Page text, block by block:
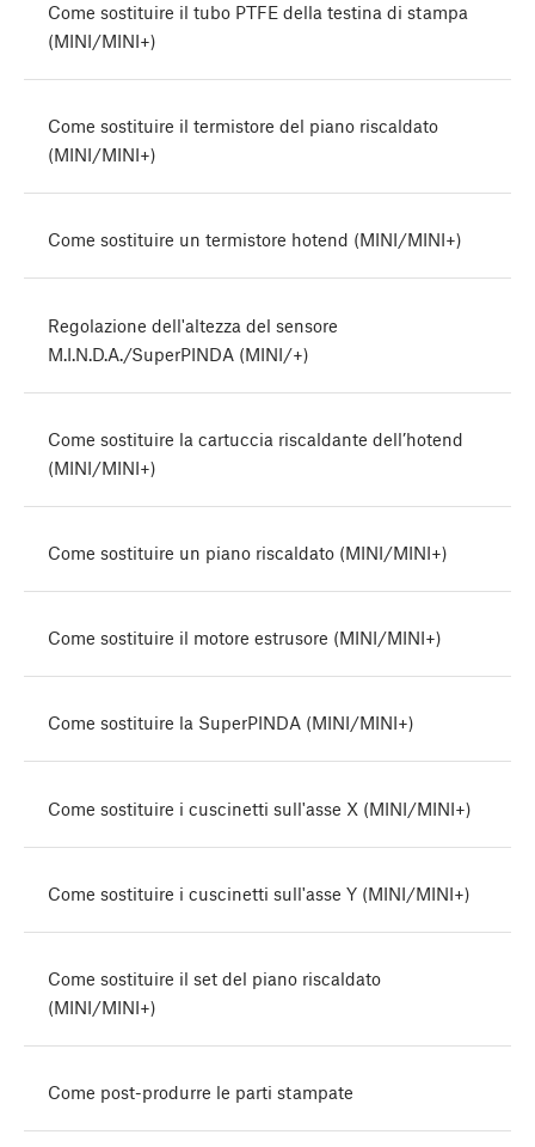
Come sostituire il tubo PTFE della testina di stampa
(MINI/MINI+)
Come sostituire il termistore del piano riscaldato
(MINI/MINI+)
Come sostituire un termistore hotend (MINI/MINI+)
Regolazione dell'altezza del sensore
M.I.N.D.A./SuperPINDA (MINI/+)
Come sostituire la cartuccia riscaldante dell’hotend
(MINI/MINI+)
Come sostituire un piano riscaldato (MINI/MINI+)
Come sostituire il motore estrusore (MINI/MINI+)
Come sostituire la SuperPINDA (MINI/MINI+)
Come sostituire i cuscinetti sull'asse X (MINI/MINI+)
Come sostituire i cuscinetti sull'asse Y (MINI/MINI+)
Come sostituire il set del piano riscaldato
(MINI/MINI+)
Come post-produrre le parti stampate